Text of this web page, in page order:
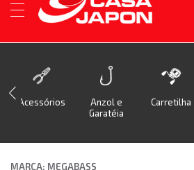
Acessórios
Anzol e
Garatéia
Carretilha
MARCA: MEGABASS